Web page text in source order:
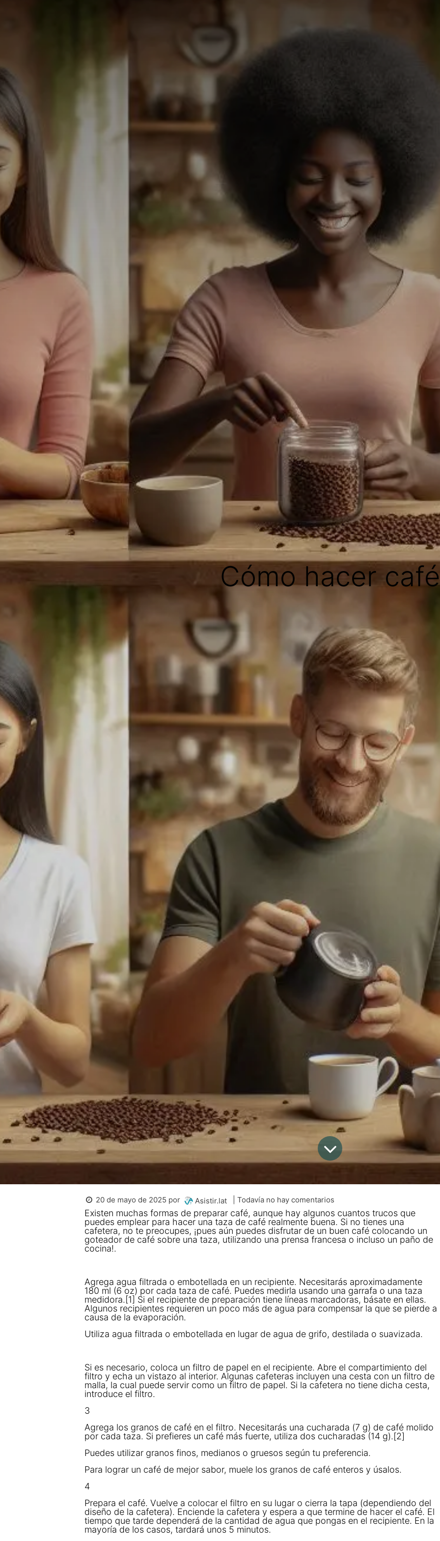
Cómo hacer café
20 de mayo de 2025 por Asistir.lat | Todavía no hay comentarios
Existen muchas formas de preparar café, aunque hay algunos cuantos trucos que
puedes emplear para hacer una taza de café realmente buena. Si no tienes una
cafetera, no te preocupes, ¡pues aún puedes disfrutar de un buen café colocando un
goteador de café sobre una taza, utilizando una prensa francesa o incluso un paño de
cocina!.
Agrega agua filtrada o embotellada en un recipiente. Necesitarás aproximadamente
180 ml (6 oz) por cada taza de café. Puedes medirla usando una garrafa o una taza
medidora.[1] Si el recipiente de preparación tiene líneas marcadoras, básate en ellas.
Algunos recipientes requieren un poco más de agua para compensar la que se pierde a
causa de la evaporación.
Utiliza agua filtrada o embotellada en lugar de agua de grifo, destilada o suavizada.
Si es necesario, coloca un filtro de papel en el recipiente. Abre el compartimiento del
filtro y echa un vistazo al interior. Algunas cafeteras incluyen una cesta con un filtro de
malla, la cual puede servir como un filtro de papel. Si la cafetera no tiene dicha cesta,
introduce el filtro.
3
Agrega los granos de café en el filtro. Necesitarás una cucharada (7 g) de café molido
por cada taza. Si prefieres un café más fuerte, utiliza dos cucharadas (14 g).[2]
Puedes utilizar granos finos, medianos o gruesos según tu preferencia.
Para lograr un café de mejor sabor, muele los granos de café enteros y úsalos.
4
Prepara el café. Vuelve a colocar el filtro en su lugar o cierra la tapa (dependiendo del
diseño de la cafetera). Enciende la cafetera y espera a que termine de hacer el café. El
tiempo que tarde dependerá de la cantidad de agua que pongas en el recipiente. En la
mayoría de los casos, tardará unos 5 minutos.